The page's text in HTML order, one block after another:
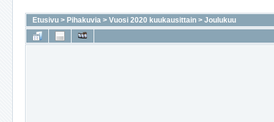
Etusivu > Pihakuvia > Vuosi 2020 kuukausittain > Joulukuu